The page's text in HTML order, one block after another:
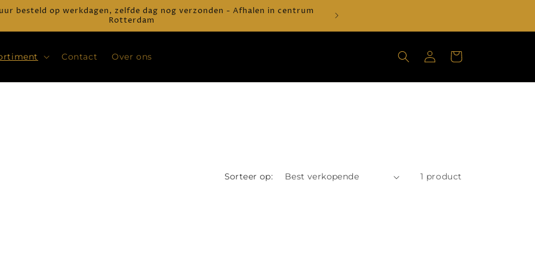
besteld op werkdagen, zelfde dag nog verzonden - Afhalen in centrum
Rotterdam
Contact Over ons Inloggen
Winkelwagen
Sorteer op: 1 product